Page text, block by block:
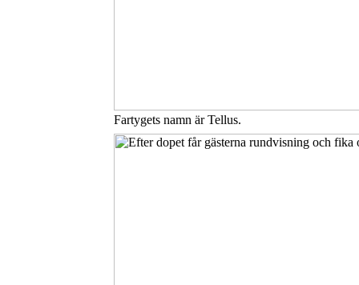
Fartygets namn är Tellus.